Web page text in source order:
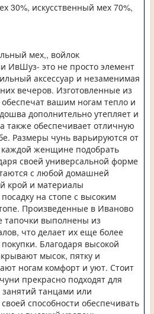
30%, искусственный мех 70%,
мех,, войлок
ИвШуз- это не просто элемент
аксессуар и незаменимая
вечеров. Изготовленные из
вашим ногам тепло и
дополнительно утепляет и
также обеспечивает отличную
Размеры чунь варьируются от
каждой женщине подобрать
своей универсальной форме
с любой домашней
крой и материалы
на стопе с высоким
Произведенные в Иваново
тапочки выполнены из
что делает их еще более
Благодаря высокой
мысок, пятку и
ногам комфорт и уют. Стоит
прекрасно подходят для
занятий танцами или
способности обеспечивать